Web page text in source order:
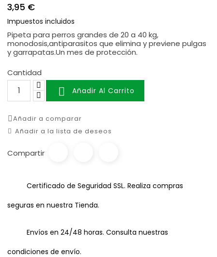
3,95 €
Impuestos incluidos
Pipeta para perros grandes de 20 a 40 kg,
monodosis,antiparasitos que elimina y previene pulgas
y garrapatas.Un mes de protección.
Cantidad
 Añadir Al Carrito
Añadir a comparar
Añadir a la lista de deseos
Compartir
Certificado de Seguridad SSL. Realiza compras
seguras en nuestra Tienda.
Envíos en 24/48 horas. Consulta nuestras
condiciones de envío.